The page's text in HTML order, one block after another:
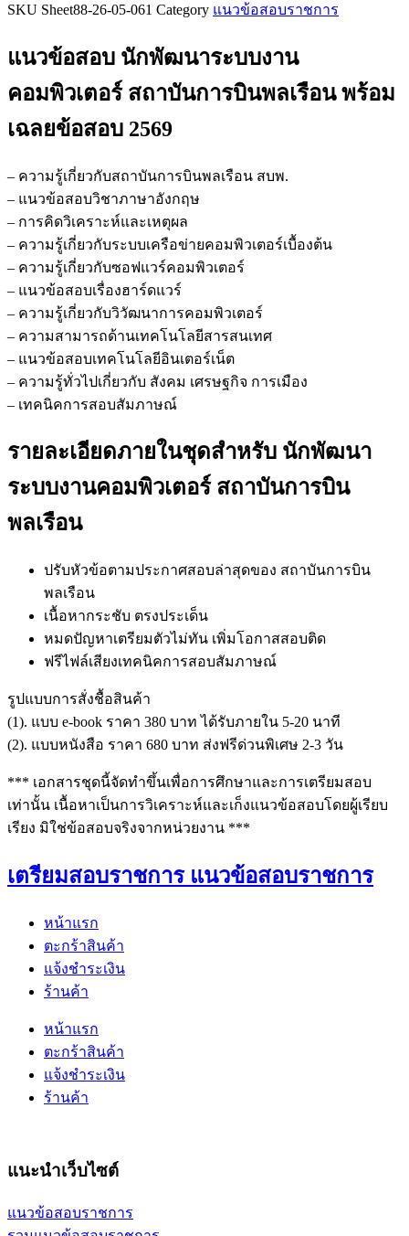
ข้อสอบ
พัฒนา
งาน
คอมพิวเตอร์
การ
บิน
พลเรือน
ชิ้น
SKU Sheet88-26-05-061 Category แนวข้อสอบราชการ
แนวข้อสอบ นักพัฒนาระบบงาน
คอมพิวเตอร์ สถาบันการบินพลเรือนพร้อม
เฉลยข้อสอบ 2569
– ความรู้เกี่ยวกับสถาบันการบินพลเรือน สบพ.
– แนวข้อสอบวิชาภาษาอังกฤษ
– การคิดวิเคราะห์และเหตุผล
– ความรู้เกี่ยวกับระบบเครือข่ายคอมพิวเตอร์เบื้องต้น
– ความรู้เกี่ยวกับซอฟแวร์คอมพิวเตอร์
– แนวข้อสอบเรื่องฮาร์ดแวร์
– ความรู้เกี่ยวกับวิวัฒนาการคอมพิวเตอร์
– ความสามารถด้านเทคโนโลยีสารสนเทศ
– แนวข้อสอบเทคโนโลยีอินเตอร์เน็ต
– ความรู้ทั่วไปเกี่ยวกับ สังคม เศรษฐกิจ การเมือง
– เทคนิคการสอบสัมภาษณ์
รายละเอียดภายในชุดสำหรับ นักพัฒนา
ระบบงานคอมพิวเตอร์ สถาบันการบิน
พลเรือน
ปรับหัวข้อตามประกาศสอบล่าสุดของ สถาบันการบิน
พลเรือน
เนื้อหากระชับ ตรงประเด็น
หมดปัญหาเตรียมตัวไม่ทัน เพิ่มโอกาสสอบติด
ฟรีไฟล์เสียงเทคนิคการสอบสัมภาษณ์
รูปแบบการสั่งชื้อสินค้า
(1). แบบ e-book ราคา 380 บาท ได้รับภายใน 5-20 นาที
(2). แบบหนังสือ ราคา 680 บาท ส่งฟรีด่วนพิเศษ 2-3 วัน
*** เอกสารชุดนี้จัดทำขึ้นเพื่อการศึกษาและการเตรียมสอบ
เท่านั้น เนื้อหาเป็นการวิเคราะห์และเก็งแนวข้อสอบโดยผู้เรียบ
เรียง มิใช่ข้อสอบจริงจากหน่วยงาน ***
เตรียมสอบราชการ แนวข้อสอบราชการ
หน้าแรก
ตะกร้าสินค้า
แจ้งชำระเงิน
ร้านค้า
หน้าแรก
ตะกร้าสินค้า
แจ้งชำระเงิน
ร้านค้า
แนะนำเว็บไซต์
แนวข้อสอบราชการ